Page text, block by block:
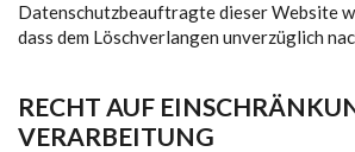
Datenschutzbeauftragte dieser Website
dass dem Löschverlangen unverzüglich
RECHT AUF
VERARBEITUNG